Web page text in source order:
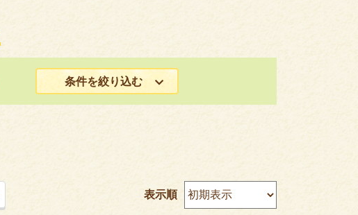
条件を絞り込む
表示順